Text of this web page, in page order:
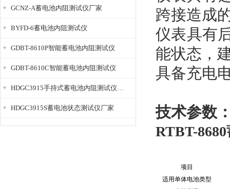
GCNZ-A蓄电池内阻测试仪厂家
BYFD-6蓄电池内阻测试仪
GDBT-8610P智能蓄电池内阻测试仪
GDBT-8610C智能蓄电池内阻测试仪
HDGC3915手持式蓄电池内阻测试仪厂家
HDGC3915S蓄电池状态测试仪厂家
跨接造成
仪表具有
能状态，
具备充电
技术参数
RTBT-
项目
适用单体电池类型